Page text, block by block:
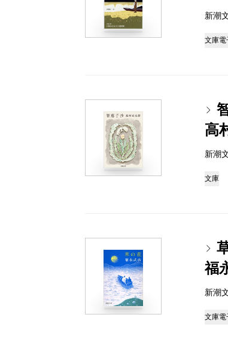
新潮
文庫電
高
新潮
文庫
福
新潮
文庫電